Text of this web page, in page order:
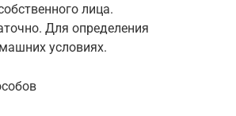
лица.
Для определения
условиях.